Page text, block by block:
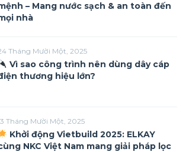
– Mang nước sạch & an toàn đến
nhà
Tháng Mười Một, 2025
Vì sao công trình nên dùng dây cáp
thương hiệu lớn?
Tháng Mười Một, 2025
Khởi động Vietbuild 2025: ELKAY
NKC Việt Nam mang giải pháp lọc